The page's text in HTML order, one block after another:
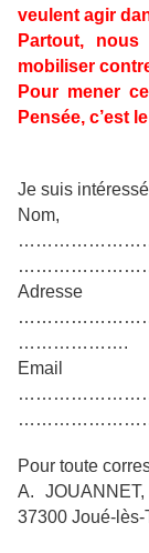
veulent agir
Partout,
mobiliser
Pour mener
Pensée, c’est
Je suis
……………….
Pour toute
A.
37300 Joué-lès-